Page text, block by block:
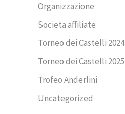
Organizzazione
Societa affiliate
Torneo dei Castelli 2024
Torneo dei Castelli 2025
Trofeo Anderlini
Uncategorized